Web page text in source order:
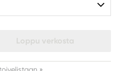
Loppu verkosta